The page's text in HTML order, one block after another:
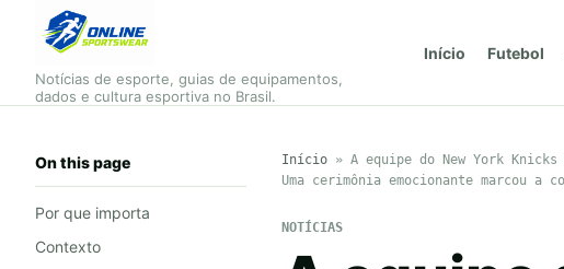
Notícias de esporte, guias de equipamentos,
dados e cultura esportiva no Brasil.
Início Futebol
On this page
Por que importa
Contexto
Início» A equipe do New York
Uma cerimônia emocionante marcou a
NOTÍCIAS